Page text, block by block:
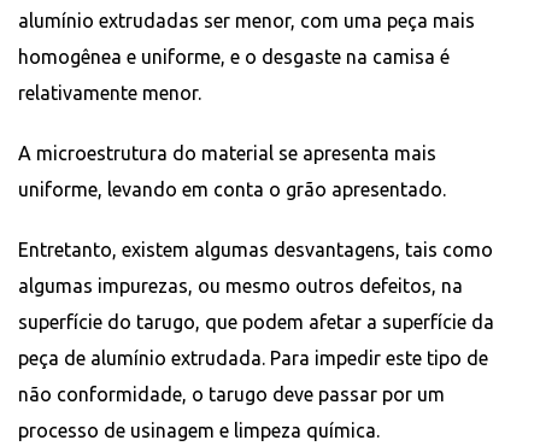
alumínio extrudadas ser menor, com uma peça mais
homogênea e uniforme, e o desgaste na camisa é
relativamente menor.
A microestrutura do material se apresenta mais
uniforme, levando em conta o grão apresentado.
Entretanto, existem algumas desvantagens, tais como
algumas impurezas, ou mesmo outros defeitos, na
superfície do tarugo, que podem afetar a superfície da
peça de alumínio extrudada. Para impedir este tipo de
não conformidade, o tarugo deve passar por um
processo de usinagem e limpeza química.